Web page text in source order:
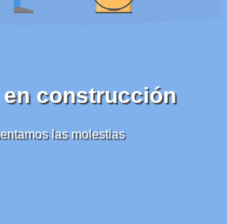
en construcción
las molestias